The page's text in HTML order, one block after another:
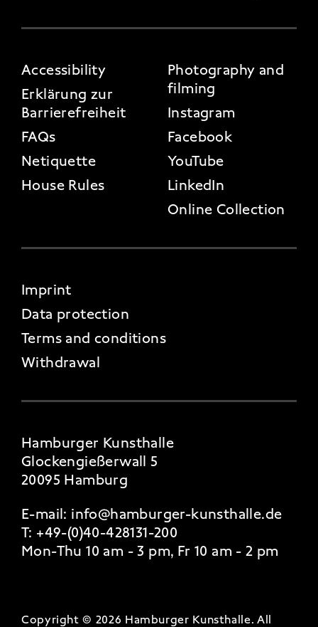
FOOTER 3
Accessibility
Erklärung zur
Barrierefreiheit
FAQs
Netiquette
House Rules
Photography and
filming
Instagram
Facebook
YouTube
LinkedIn
Online Collection
FOOTER 4
Imprint
Data protection
Terms and conditions
Withdrawal
Hamburger Kunsthalle
Glockengießerwall 5
20095 Hamburg
E-mail: info@hamburger-kunsthalle.de
T: +49-(0)40-428131-200
Mon-Thu 10 am - 3 pm, Fr 10 am - 2 pm
Copyright © 2026 Hamburger Kunsthalle. All